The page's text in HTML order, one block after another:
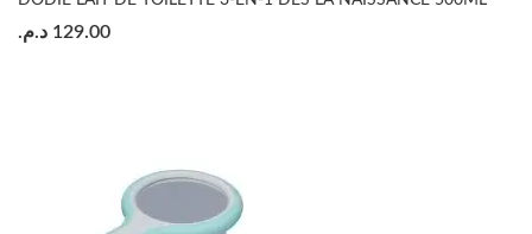
129.00 د.م.